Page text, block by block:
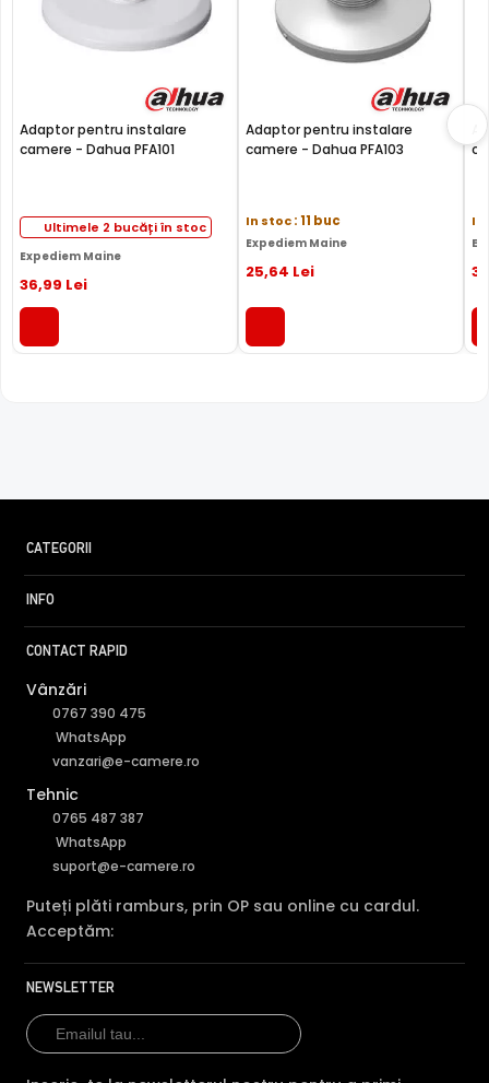
Adaptor pentru instalare
camere - Dahua PFA101
Ultimele 2 bucăți în stoc
Expediem Maine
36,99 Lei
Adaptor pentru instalare
camere - Dahua PFA103
In stoc: 11 buc
Expediem Maine
25,64 Lei
In
31
CATEGORII
INFO
CONTACT RAPID
Vânzări
0767 390 475
WhatsApp
vanzari@e-camere.ro
Tehnic
0765 487 387
WhatsApp
suport@e-camere.ro
Puteți plăti ramburs, prin OP sau online cu cardul.
Acceptăm:
NEWSLETTER